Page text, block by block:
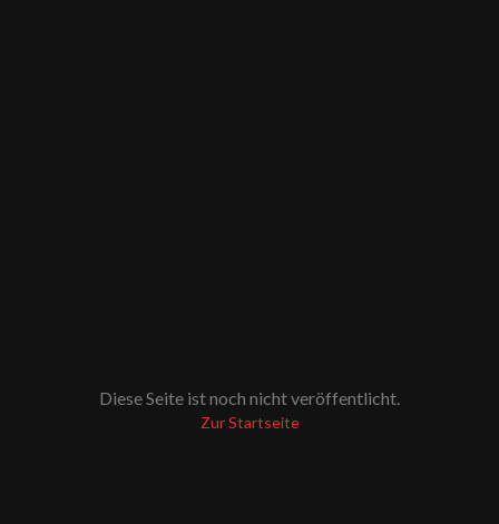
Diese Seite ist noch nicht veröffentlicht.
Zur Startseite